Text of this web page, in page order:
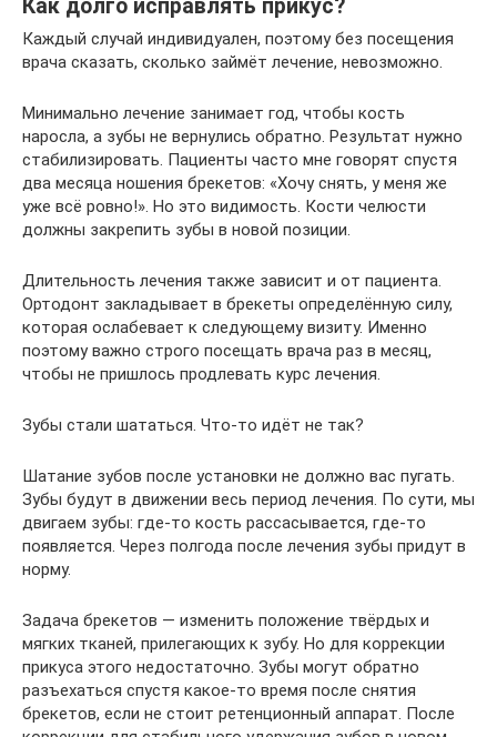
Как долго исправлять прикус?
Каждый случай индивидуален, поэтому без посещения
врача сказать, сколько займёт лечение, невозможно.
Минимально лечение занимает год, чтобы кость
наросла, а зубы не вернулись обратно. Результат нужно
стабилизировать. Пациенты часто мне говорят спустя
два месяца ношения брекетов: «Хочу снять, у меня же
уже всё ровно!». Но это видимость. Кости челюсти
должны закрепить зубы в новой позиции.
Длительность лечения также зависит и от пациента.
Ортодонт закладывает в брекеты определённую силу,
которая ослабевает к следующему визиту. Именно
поэтому важно строго посещать врача раз в месяц,
чтобы не пришлось продлевать курс лечения.
Зубы стали шататься. Что-то идёт не так?
Шатание зубов после установки не должно вас пугать.
Зубы будут в движении весь период лечения. По сути, мы
двигаем зубы: где-то кость рассасывается, где-то
появляется. Через полгода после лечения зубы придут в
норму.
Задача брекетов — изменить положение твёрдых и
мягких тканей, прилегающих к зубу. Но для коррекции
прикуса этого недостаточно. Зубы могут обратно
разъехаться спустя какое-то время после снятия
брекетов, если не стоит ретенционный аппарат. После